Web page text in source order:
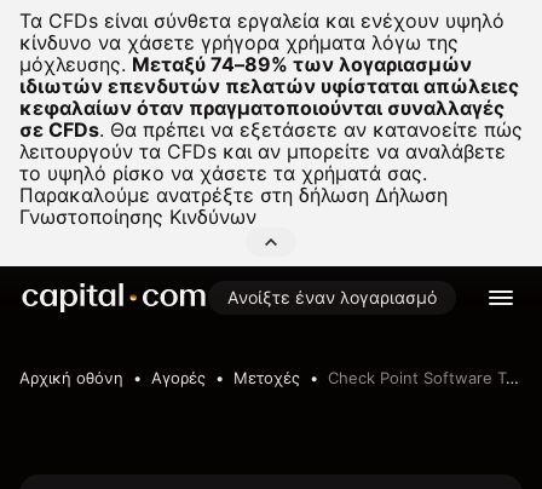
Τα CFDs είναι σύνθετα εργαλεία και ενέχουν υψηλό
κίνδυνο να χάσετε γρήγορα χρήματα λόγω της
μόχλευσης. Μεταξύ 74–89% των λογαριασμών
ιδιωτών επενδυτών πελατών υφίσταται απώλειες
κεφαλαίων όταν πραγματοποιούνται συναλλαγές
σε CFDs. Θα πρέπει να εξετάσετε αν κατανοείτε πώς
λειτουργούν τα CFDs και αν μπορείτε να αναλάβετε
το υψηλό ρίσκο να χάσετε τα χρήματά σας.
Παρακαλούμε ανατρέξτε στη δήλωση Δήλωση
Γνωστοποίησης Κινδύνων
Ανοίξτε έναν λογαριασμό
Αρχική οθόνη Αγορές Μετοχές Check Point Software Technologies Ltd